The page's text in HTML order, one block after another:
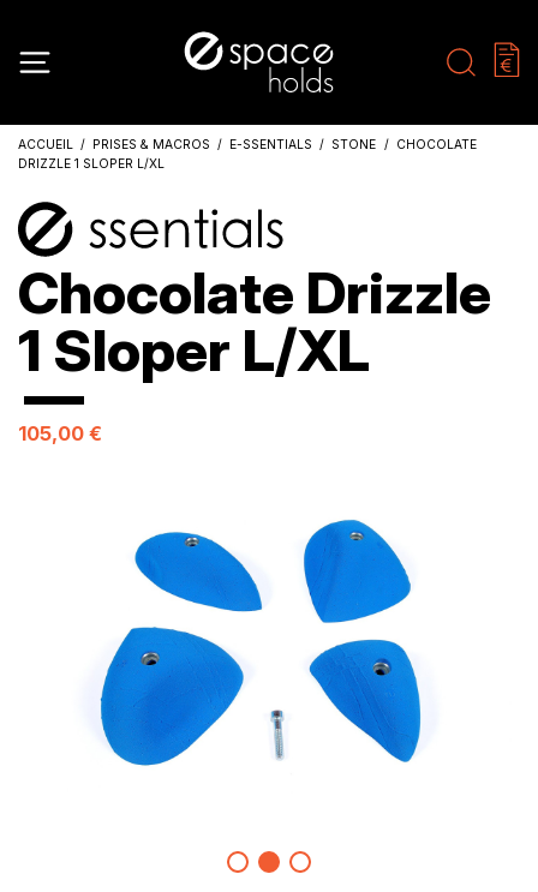
ACCUEIL PRISES & MACROS E-SSENTIALS STONE
CHOCOLATE
DRIZZLE 1 SLOPER L/XL
Chocolate Drizzle
1 Sloper L/XL
105,00 €